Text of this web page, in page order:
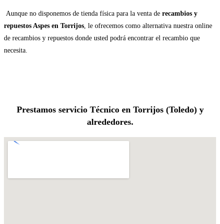
Aunque no disponemos de tienda física para la venta de recambios y
repuestos Aspes en Torrijos, le ofrecemos como alternativa nuestra online
de recambios y repuestos donde usted podrá encontrar el recambio que
necesita.
Prestamos servicio Técnico en Torrijos (Toledo) y
alrededores.